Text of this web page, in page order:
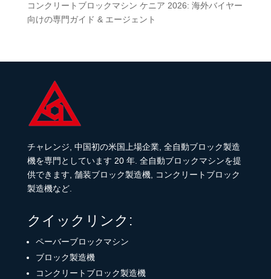
コンクリートブロックマシン ケニア 2026: 海外バイヤー
向けの専門ガイド & エージェント
チャレンジ, 中国初の米国上場企業, 全自動ブロック製造
機を専門としています 20 年. 全自動ブロックマシンを提
供できます, 舗装ブロック製造機, コンクリートブロック
製造機など.
クイックリンク:
ペーバーブロックマシン
ブロック製造機
コンクリートブロック製造機